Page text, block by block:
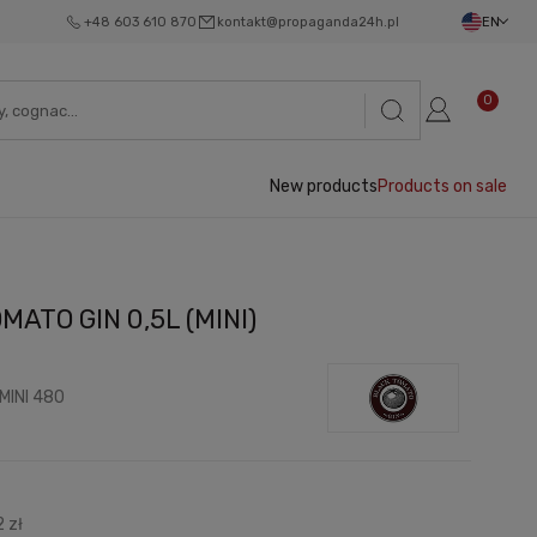
+48 603 610 870 kontakt@propaganda24h.pl EN
0
New productsProducts on sale
GIN 0,5L (MINI)
MINI 480
zł